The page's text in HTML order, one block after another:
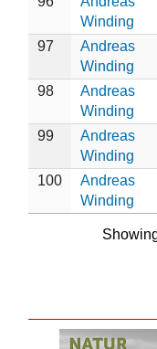
Winding
97
Andreas
Winding
98
Andreas
Winding
99
Andreas
Winding
100
Andreas
Winding